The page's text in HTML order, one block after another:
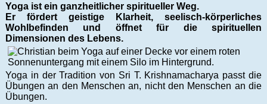
Yoga ist ein ganzheitlicher spiritueller Weg.
Er fördert geistige Klarheit, seelisch-körperliches
Wohlbefinden und öffnet für die spirituellen
Dimensionen des Lebens.
Yoga in der Tradition von Sri T. Krishnamacharya passt die
Übungen an den Menschen an, nicht den Menschen an die
Übungen.